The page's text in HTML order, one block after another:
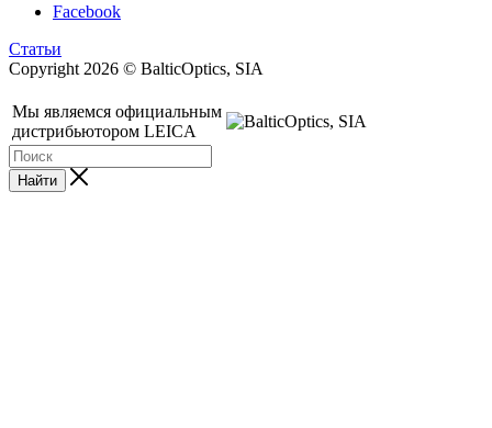
Facebook
Статьи
Copyright 2026 © BalticOptics, SIA
Мы являемся официальным
дистрибьютором LEICA
Найти